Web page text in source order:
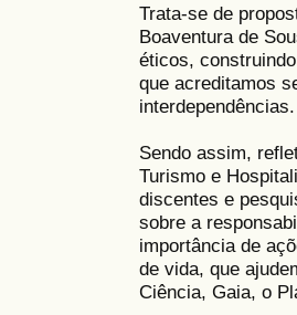
Trata-se de
Boaventura de
éticos,
que acreditamos
interdependências.
Sendo assim,
Turismo e
discentes e
sobre a
importância de
de vida, que
Ciência, Gaia, o